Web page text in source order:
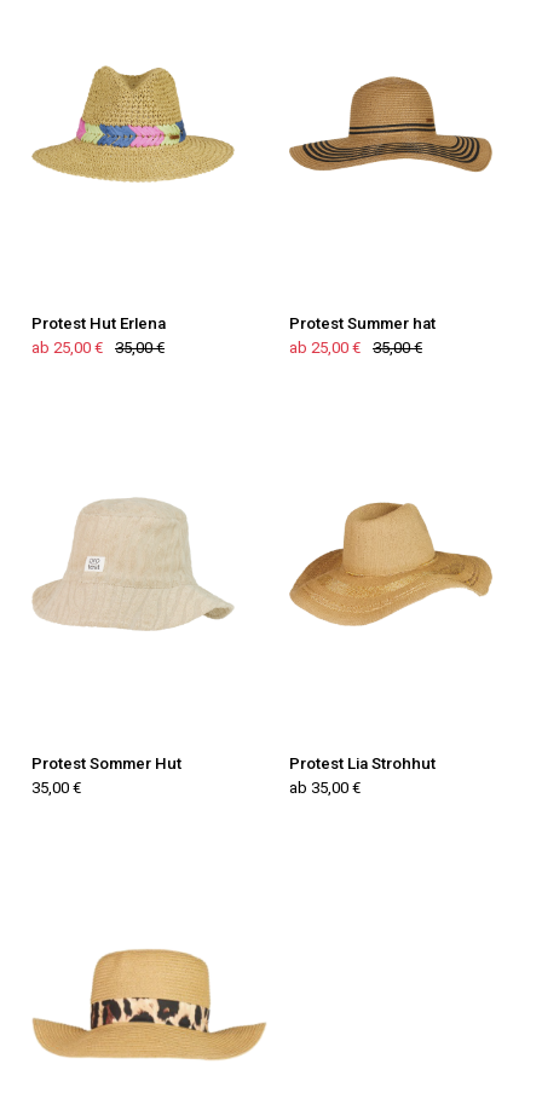
Protest Hut Erlena
ab 25,00 €
35,00 €
Protest Summer hat
ab 25,00 €
35,00 €
Protest Sommer Hut
35,00 €
Protest Lia Strohhut
ab 35,00 €